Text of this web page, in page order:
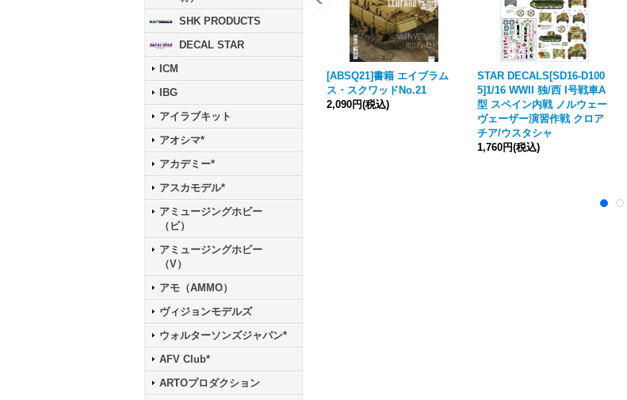
SHK PRODUCTS
DECAL STAR
ICM
IBG
アイラブキット
アオシマ*
アカデミー*
アスカモデル*
アミュージングホビー
（ビ）
アミュージングホビー
（V）
アモ（AMMO）
ヴィジョンモデルズ
ウォルターソンズジャパン*
AFV Club*
ARTOプロダクション
[ABSQ21]書籍 エイブラム
ス・スクワッドNo.21
2,090円(税込)
STAR DECALS[SD16-D100
5]1/16 WWII 独/西 I号戦車A
型 スペイン内戦 ノルウェー
ヴェーザー演習作戦 クロア
チア/ウスタシャ
1,760円(税込)